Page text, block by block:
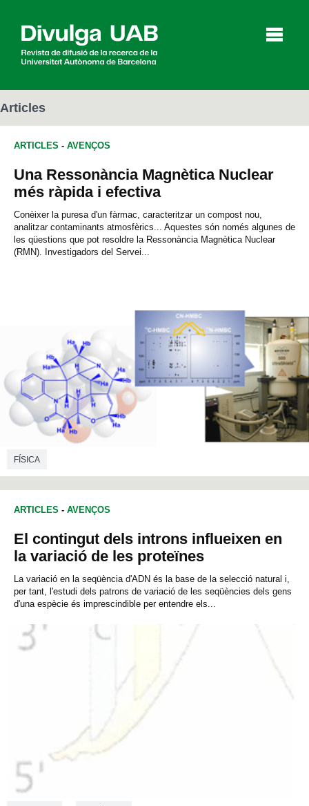
Articles Entrevistes
Agenda
Articles
ARTICLES - AVENÇOS
Una Ressonància Magnètica Nuclear
més ràpida i efectiva
Conèixer la puresa d'un fàrmac, caracteritzar un compost nou,
analitzar contaminants atmosfèrics... Aquestes són només algunes de
les qüestions que pot resoldre la Ressonància Magnètica Nuclear
(RMN). Investigadors del Servei...
FÍSICA
ARTICLES - AVENÇOS
El contingut dels introns influeixen en
la variació de les proteïnes
La variació en la seqüència d'ADN és la base de la selecció natural i,
per tant, l'estudi dels patrons de variació de les seqüències dels gens
d'una espècie és imprescindible per entendre els...